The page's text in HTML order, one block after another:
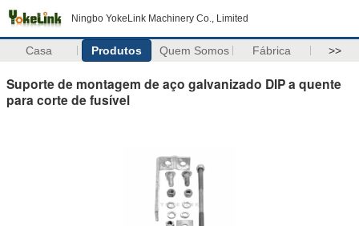
Ningbo YokeLink Machinery Co., Limited
Casa Produtos Quem Somos Fábrica >>
Suporte de montagem de aço galvanizado DIP a quente
para corte de fusível